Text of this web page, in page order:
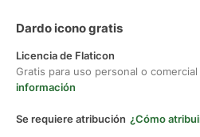
Dardo icono gratis
Licencia de Flaticon
Gratis para uso personal o
información
Se requiere atribución ¿Cómo